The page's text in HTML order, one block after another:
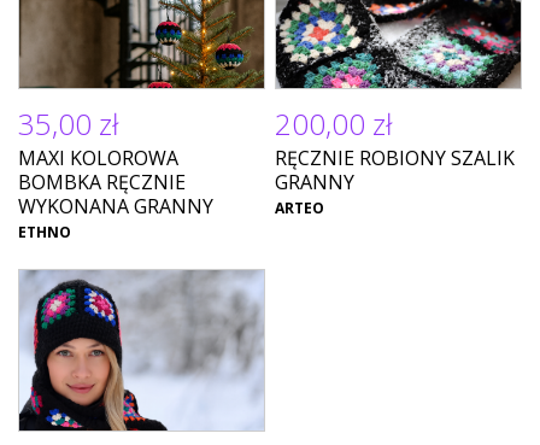
35,00 zł
MAXI KOLOROWA
BOMBKA RĘCZNIE
WYKONANA GRANNY
ETHNO
200,00 zł
RĘCZNIE ROBIONY SZALIK
GRANNY
ARTEO